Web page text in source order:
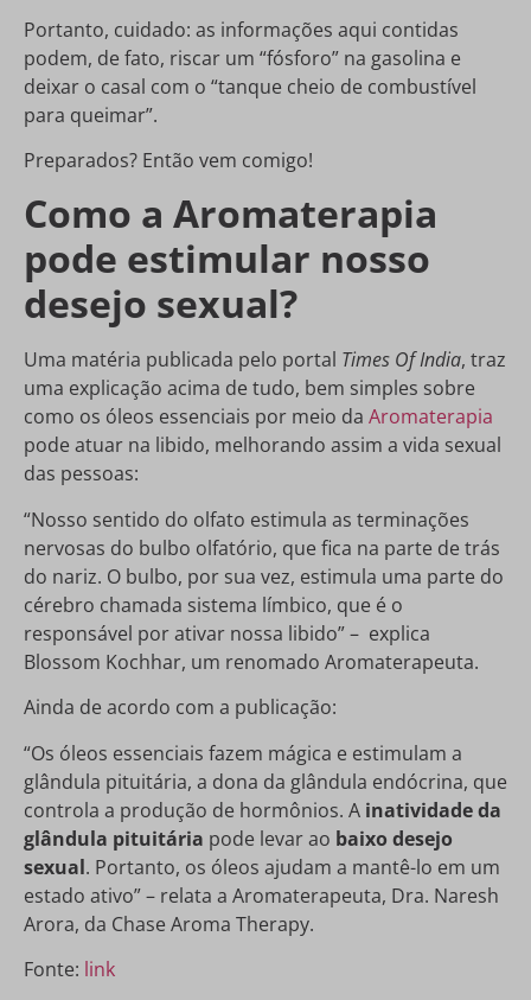
Portanto, cuidado: as informações aqui contidas
podem, de fato, riscar um “fósforo” na gasolina e
deixar o casal com o “tanque cheio de combustível
para queimar”.
Preparados? Então vem comigo!
Como a Aromaterapia
pode estimular nosso
desejo sexual?
Uma matéria publicada pelo portal Times Of India, traz
uma explicação acima de tudo, bem simples sobre
como os óleos essenciais por meio da Aromaterapia
pode atuar na libido, melhorando assim a vida sexual
das pessoas:
“Nosso sentido do olfato estimula as terminações
nervosas do bulbo olfatório, que fica na parte de trás
do nariz. O bulbo, por sua vez, estimula uma parte do
cérebro chamada sistema límbico, que é o
responsável por ativar nossa libido” – explica
Blossom Kochhar, um renomado Aromaterapeuta.
Ainda de acordo com a publicação:
“Os óleos essenciais fazem mágica e estimulam a
glândula pituitária, a dona da glândula endócrina, que
controla a produção de hormônios. A inatividade da
glândula pituitária pode levar ao baixo desejo
sexual. Portanto, os óleos ajudam a mantê-lo em um
estado ativo” – relata a Aromaterapeuta, Dra. Naresh
Arora, da Chase Aroma Therapy.
Fonte: link